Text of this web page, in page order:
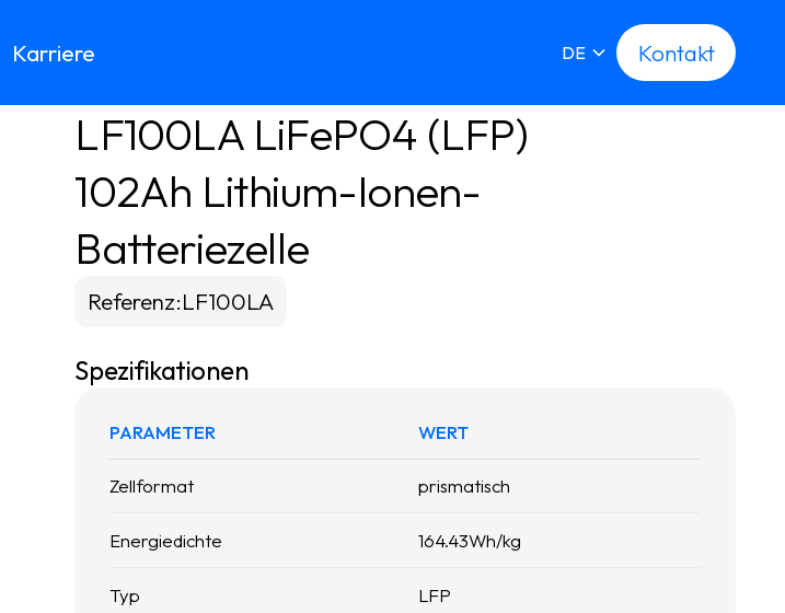
Karriere DE
Kontakt
Kontakt
LF100LA LiFePO4 (LFP)
102Ah Lithium-Ionen-
Batteriezelle
Referenz:LF100LA
Spezifikationen
PARAMETER WERT
Zellformat prismatisch
Energiedichte 164.43Wh/kg
Typ LFP